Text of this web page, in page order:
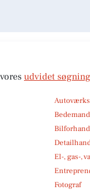
udvidet søgning
Bedemand
El-, gas-,
Fotograf